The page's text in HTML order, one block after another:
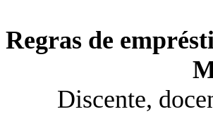
Regras de
Discente,